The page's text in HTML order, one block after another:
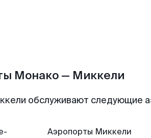
Монако — Миккели
обслуживают следующие
Аэропорты Миккели